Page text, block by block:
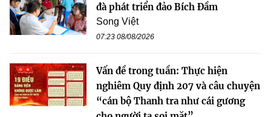
đà phát triển đảo Bích Đầm
Song Việt
07:23 08/08/2026
Vấn đề trong tuần: Thực hiện
nghiêm Quy định 207 và câu chuyện
“cán bộ Thanh tra như cái gương